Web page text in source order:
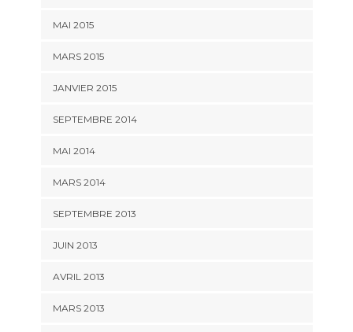
MAI 2015
MARS 2015
JANVIER 2015
SEPTEMBRE 2014
MAI 2014
MARS 2014
SEPTEMBRE 2013
JUIN 2013
AVRIL 2013
MARS 2013